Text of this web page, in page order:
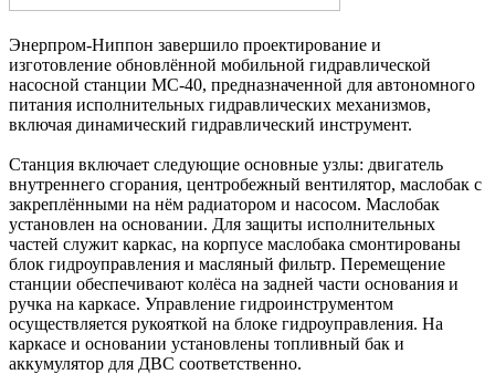
Энерпром-Ниппон завершило проектирование и
изготовление обновлённой мобильной гидравлической
насосной станции МС-40, предназначенной для автономного
питания исполнительных гидравлических механизмов,
включая динамический гидравлический инструмент.
Станция включает следующие основные узлы: двигатель
внутреннего сгорания, центробежный вентилятор, маслобак с
закреплёнными на нём радиатором и насосом. Маслобак
установлен на основании. Для защиты исполнительных
частей служит каркас, на корпусе маслобака смонтированы
блок гидроуправления и масляный фильтр. Перемещение
станции обеспечивают колёса на задней части основания и
ручка на каркасе. Управление гидроинструментом
осуществляется рукояткой на блоке гидроуправления. На
каркасе и основании установлены топливный бак и
аккумулятор для ДВС соответственно.